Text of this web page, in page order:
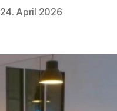
24. April 2026